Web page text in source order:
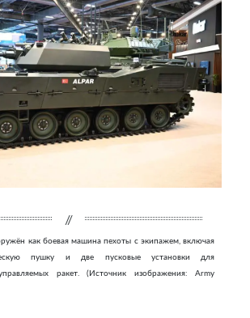
как боевая машина пехоты с экипажем, включая
пушку и две пусковые установки для
ракет. (Источник изображения: Army